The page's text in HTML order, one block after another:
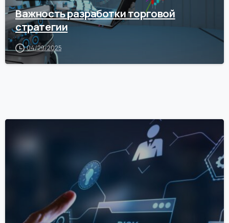
Важность разработки торговой
стратегии
04/29/2025
0